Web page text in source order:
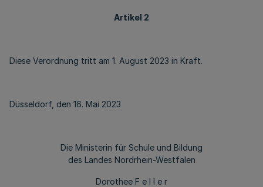
Artikel 2
Diese Verordnung tritt am 1. August 2023 in Kraft.
Düsseldorf, den 16. Mai 2023
Die Ministerin für Schule und Bildung
des Landes Nordrhein-Westfalen
Dorothee F e l l e r